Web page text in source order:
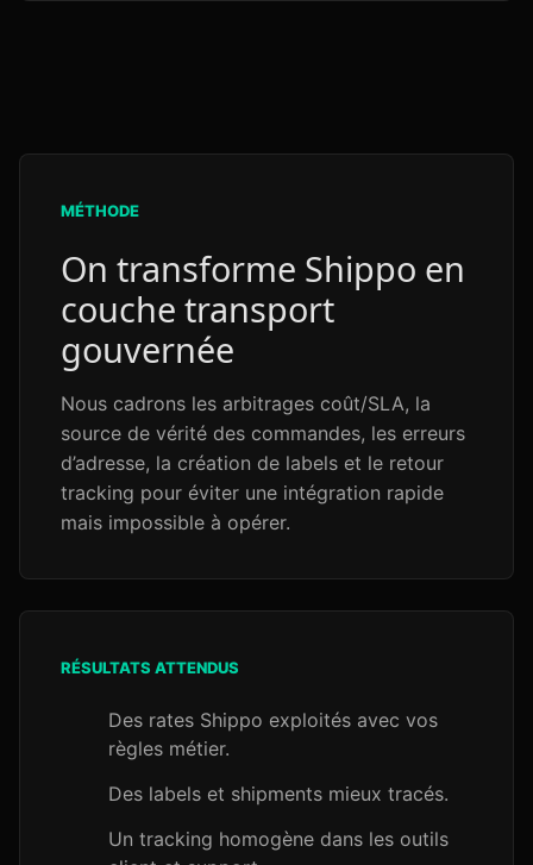
MÉTHODE
On transforme Shippo en
couche transport
gouvernée
Nous cadrons les arbitrages coût/SLA, la
source de vérité des commandes, les erreurs
d’adresse, la création de labels et le retour
tracking pour éviter une intégration rapide
mais impossible à opérer.
RÉSULTATS ATTENDUS
Des rates Shippo exploités avec vos
règles métier.
Des labels et shipments mieux tracés.
Un tracking homogène dans les outils